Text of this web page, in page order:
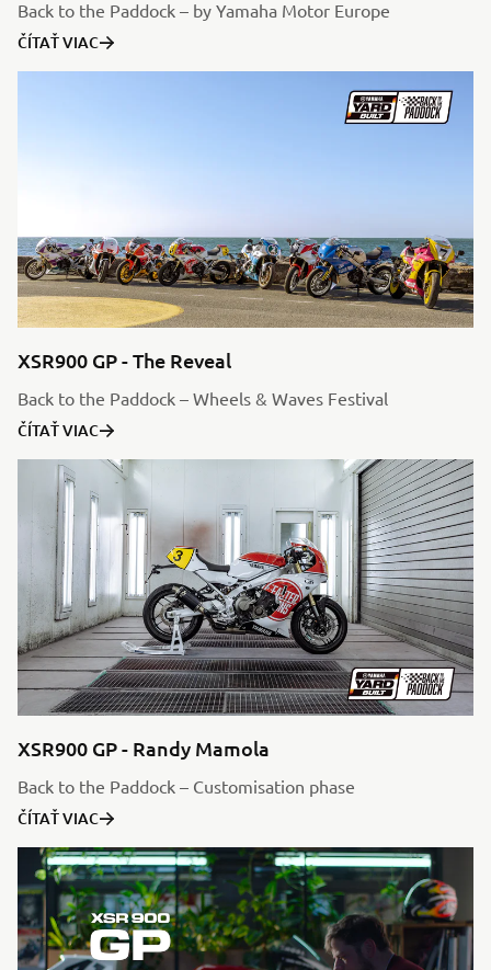
Back to the Paddock – by Yamaha Motor Europe
ČÍTAŤ VIAC
XSR900 GP - The Reveal
Back to the Paddock – Wheels & Waves Festival
ČÍTAŤ VIAC
XSR900 GP - Randy Mamola
Back to the Paddock – Customisation phase
ČÍTAŤ VIAC